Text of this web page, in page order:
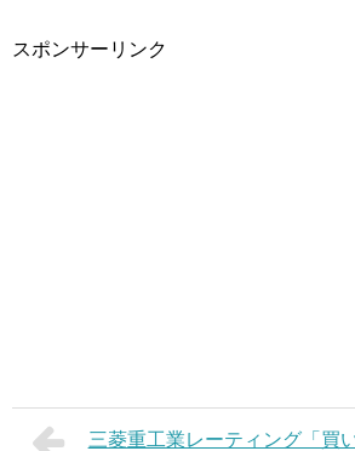
スポンサーリンク
三菱重工業レーティング「